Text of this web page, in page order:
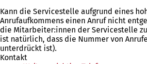
u
e
n
T
Kann die Servicestelle aufgrund eines
Anrufaufkommens einen Anruf nicht
die Mitarbeiter:innen der Servicestelle
ist natürlich, dass die Nummer von
unterdrückt ist).
Kontakt